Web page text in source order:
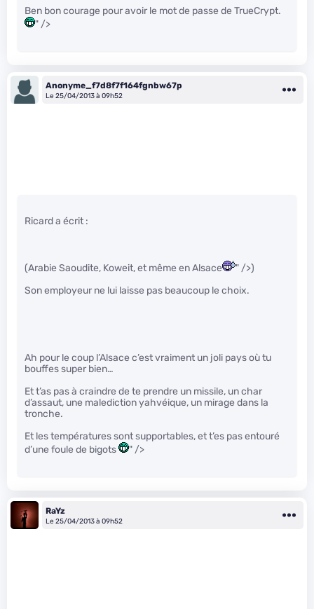
Ben bon courage pour avoir le mot de passe de TrueCrypt.
" />
Anonyme_f7d8f7f164fgnbw67p
Le 25/04/2013 à 09h52
Ricard a écrit :
(Arabie Saoudite, Koweit, et même en Alsace
" />)
Son employeur ne lui laisse pas beaucoup le choix.
Ah pour le coup l’Alsace c’est vraiment un joli pays où tu
bouffes super bien…
Et t’as pas à craindre de te prendre un missile, un char
d’assaut, une malediction yahvéique, un mirage dans la
tronche.
Et les températures sont supportables, et t’es pas entouré
d’une foule de bigots
" />
RaYz
Le 25/04/2013 à 09h52